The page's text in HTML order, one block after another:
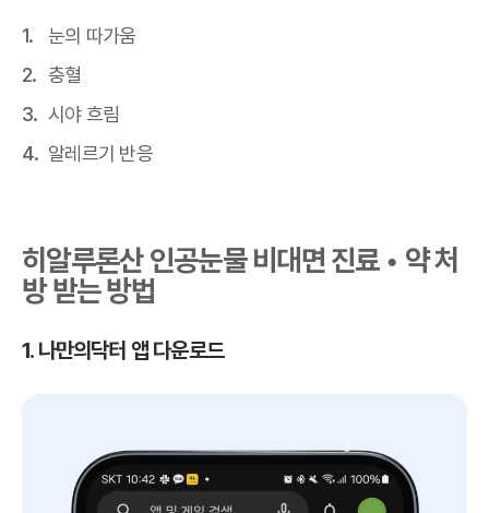
눈의 따가움
충혈
시야 흐림
알레르기 반응
히알루론산 인공눈물 비대면 진료 • 약 처
방 받는 방법
1. 나만의닥터 앱 다운로드